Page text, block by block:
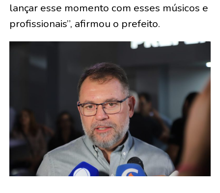
lançar esse momento com esses músicos e
profissionais”, afirmou o prefeito.